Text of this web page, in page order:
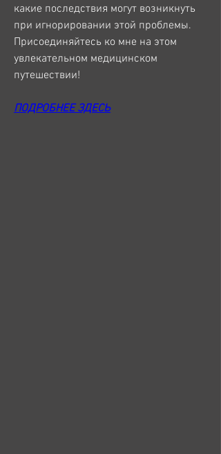
какие последствия могут возникнуть
при игнорировании этой проблемы.
Присоединяйтесь ко мне на этом
увлекательном медицинском
путешествии!
ПОДРОБНЕЕ ЗДЕСЬ